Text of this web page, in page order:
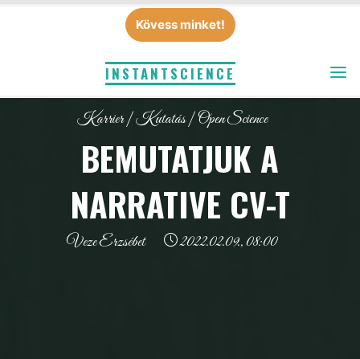
INSTANTSCIENCE
Kövess minket!
Karrier|Kutatás|Open Science
BEMUTATJUK A
NARRATIVE CV-T
Veze Erzsébet 2022.02.09., 08:00